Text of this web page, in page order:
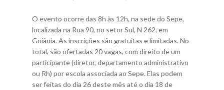
O evento ocorre das 8h às 12h, na sede do Sepe,
localizada na Rua 90, no setor Sul, N 262, em
Goiânia. As inscrições são gratuitas e limitadas. No
total, são ofertadas 20 vagas, com direito de um
participante (diretor, departamento administrativo
ou Rh) por escola associada ao Sepe. Elas podem
ser feitas do dia 26 deste mês até o dia 18 de